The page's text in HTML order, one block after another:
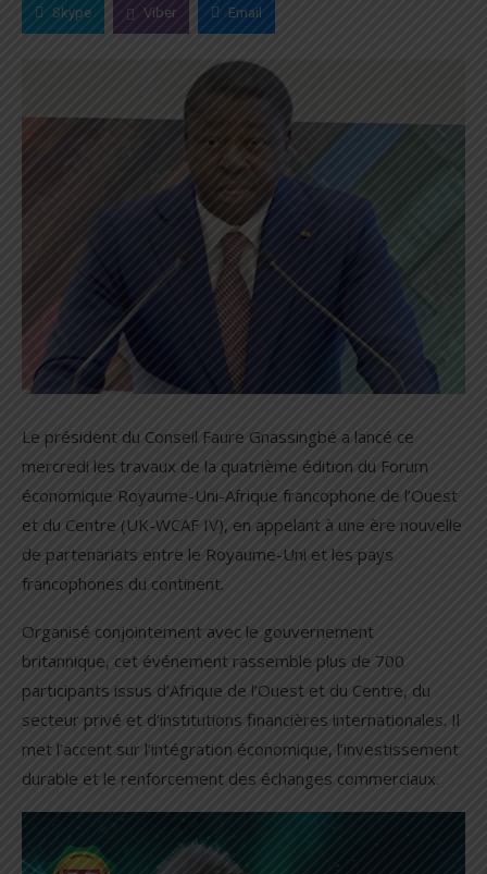
Skype Viber Email
Le président du Conseil Faure Gnassingbé a lancé ce
mercredi les travaux de la quatrième édition du Forum
économique Royaume-Uni-Afrique francophone de l’Ouest
et du Centre (UK-WCAF IV), en appelant à une ère nouvelle
de partenariats entre le Royaume-Uni et les pays
francophones du continent.
Organisé conjointement avec le gouvernement
britannique, cet événement rassemble plus de 700
participants issus d’Afrique de l’Ouest et du Centre, du
secteur privé et d’institutions financières internationales. Il
met l’accent sur l’intégration économique, l’investissement
durable et le renforcement des échanges commerciaux.